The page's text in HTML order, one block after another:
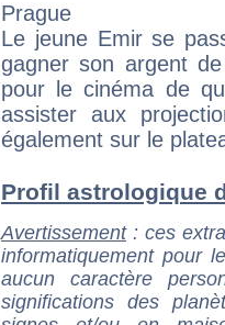
Prague
Le jeune Emir se
gagner son argent
pour le cinéma de
assister aux
également sur le
Profil astrologique
Avertissement: ces
informatiquement pour
aucun caractère
significations des